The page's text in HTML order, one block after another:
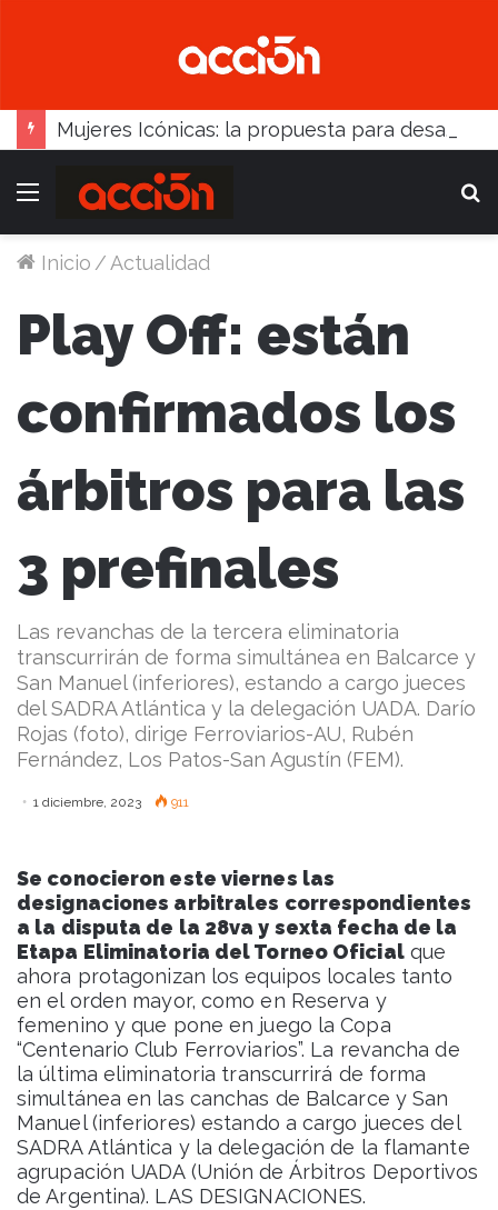
Mujeres Icónicas: la propuesta para desarrollo empresarial femenino que llega a Balcarce
Menú
Inicio /Actualidad
Play Off: están
confirmados los
árbitros para las
3 prefinales
Las revanchas de la tercera eliminatoria
transcurrirán de forma simultánea en Balcarce y
San Manuel (inferiores), estando a cargo jueces
del SADRA Atlántica y la delegación UADA. Darío
Rojas (foto), dirige Ferroviarios-AU, Rubén
Fernández, Los Patos-San Agustín (FEM).
1 diciembre, 2023 911
Se conocieron este viernes las
designaciones arbitrales correspondientes
a la disputa de la 28va y sexta fecha de la
Etapa Eliminatoria del Torneo Oficialque
ahora protagonizan los equipos locales tanto
en el orden mayor, como en Reserva y
femenino y que pone en juego la Copa
“Centenario Club Ferroviarios”. La revancha de
la última eliminatoria transcurrirá de forma
simultánea en las canchas de Balcarce y San
Manuel (inferiores) estando a cargo jueces del
SADRA Atlántica y la delegación de la flamante
agrupación UADA (Unión de Árbitros Deportivos
de Argentina). LAS DESIGNACIONES.